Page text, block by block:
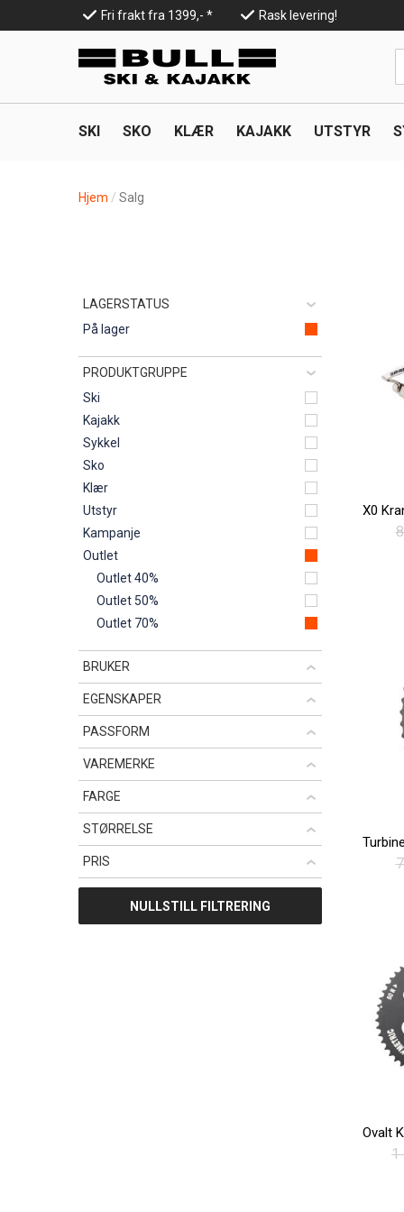
til
hovedinnhold
Top
Line
Fri frakt fra 1399,- * Rask levering!
SKI SKO KLÆR KAJAKK UTSTYR
Hjem Salg
LAGERSTATUS
På lager
PRODUKTGRUPPE
Ski
Kajakk
Sykkel
Sko
Klær
Utstyr
Kampanje
Outlet
Outlet 40%
Outlet 50%
Outlet 70%
BRUKER
EGENSKAPER
PASSFORM
VAREMERKE
FARGE
STØRRELSE
PRIS
NULLSTILL FILTRERING
1